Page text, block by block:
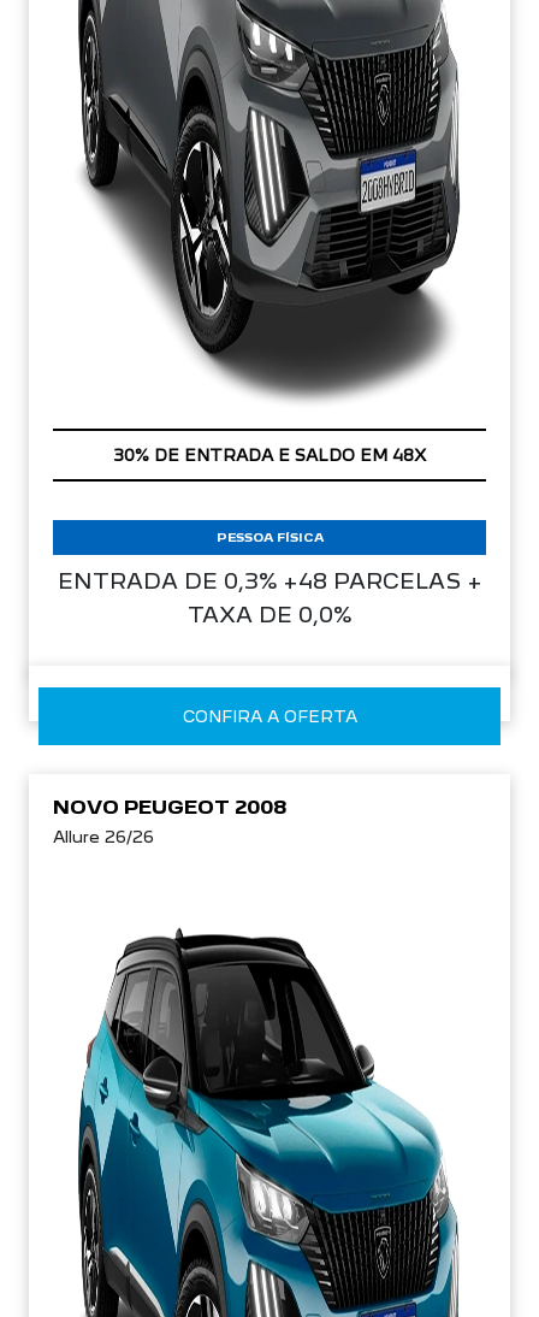
APROVEITE!
ENTRADA DE 0,3% +48 PARCELAS +
TAXA DE 0,0%
PESSOA FÍSICA
CONFIRA A OFERTA
NOVO PEUGEOT 2008
Allure 26/26